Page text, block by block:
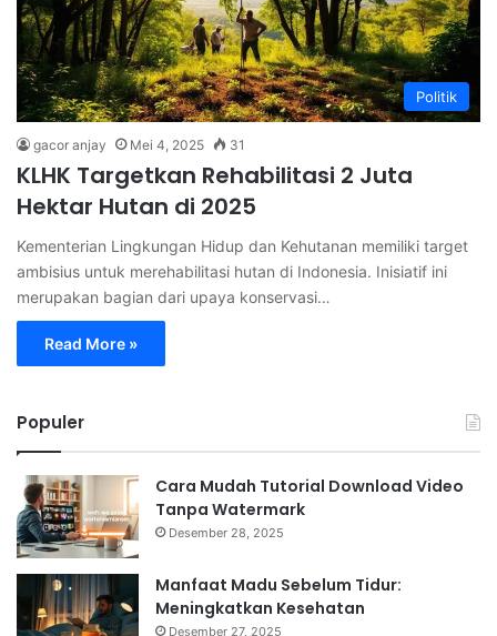
Politik
gacor anjay Mei 4, 2025 31
KLHK Targetkan Rehabilitasi 2 Juta
Hektar Hutan di 2025
Kementerian Lingkungan Hidup dan Kehutanan memiliki target
ambisius untuk merehabilitasi hutan di Indonesia. Inisiatif ini
merupakan bagian dari upaya konservasi…
Read More »
Populer
Cara Mudah Tutorial Download Video
Tanpa Watermark
Desember 28, 2025
Manfaat Madu Sebelum Tidur:
Meningkatkan Kesehatan
Desember 27, 2025